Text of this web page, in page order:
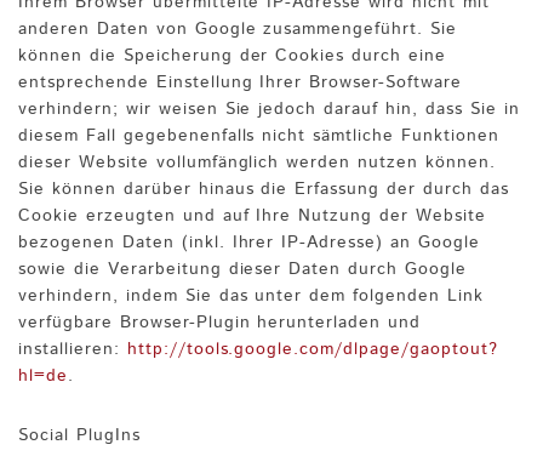
anderen Daten von Google zusammengeführt. Sie
können die Speicherung der Cookies durch eine
entsprechende Einstellung Ihrer Browser-Software
verhindern; wir weisen Sie jedoch darauf hin, dass Sie in
diesem Fall gegebenenfalls nicht sämtliche Funktionen
dieser Website vollumfänglich werden nutzen können.
Sie können darüber hinaus die Erfassung der durch das
Cookie erzeugten und auf Ihre Nutzung der Website
bezogenen Daten (inkl. Ihrer IP-Adresse) an Google
sowie die Verarbeitung dieser Daten durch Google
verhindern, indem Sie das unter dem folgenden Link
verfügbare Browser-Plugin herunterladen und
installieren: http://tools.google.com/dlpage/gaoptout?
hl=de.
Social PlugIns